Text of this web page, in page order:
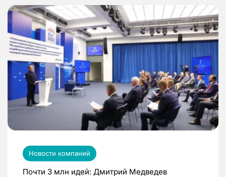
Новости компаний
Почти 3 млн идей: Дмитрий Медведев